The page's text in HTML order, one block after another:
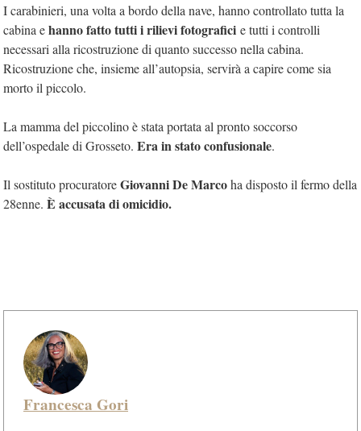
I carabinieri, una volta a bordo della nave, hanno controllato tutta la
cabina ehanno fatto tutti i rilievi fotografici e tutti i controlli
necessari alla ricostruzione di quanto successo nella cabina.
Ricostruzione che, insieme all’autopsia, servirà a capire come sia
morto il piccolo.
La mamma del piccolino è stata portata al pronto soccorso
dell’ospedale di Grosseto. Era in stato confusionale.
Il sostituto procuratoreGiovanni De Marcoha disposto il fermo della
28enne. È accusata di omicidio.
Francesca Gori